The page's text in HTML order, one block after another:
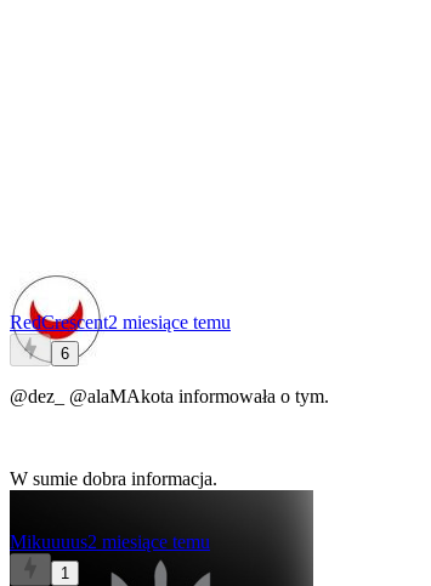
RedCrescent2 miesiące temu
6
@dez_ @alaMAkota informowała o tym.
W sumie dobra informacja.
Mikuuuus2 miesiące temu
1